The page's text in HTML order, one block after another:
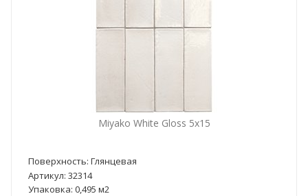
Miyako White Gloss 5x15
Поверхность: Глянцевая
Артикул: 32314
Упаковка: 0,495 м2